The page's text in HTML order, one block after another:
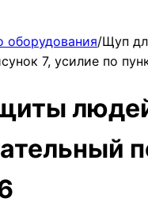
оборудования/Щуп
7, усилие по